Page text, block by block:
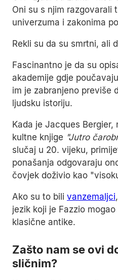
Oni su s njim razgovarali
univerzuma i zakonima
Rekli su da su smrtni, ali
Fascinantno je da su
akademije gdje
im je zabranjeno previše
ljudsku istoriju.
Kada je Jacques
kultne knjige "Jutro
slučaj u 20. vijeku,
ponašanja odgovaraju
čovjek doživio kao
Ako su to bili vanzemaljci
jezik koji je Fazzio
klasične antike.
Zašto nam se ovi
sličnim?